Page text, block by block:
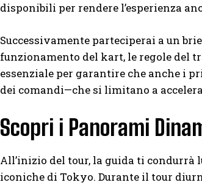
disponibili per rendere l’esperienza
Successivamente parteciperai a un
funzionamento del kart, le regole del
essenziale per garantire che anche i
dei comandi—che si limitano a
Scopri i Panorami
All’inizio del tour, la guida ti condurrà
iconiche di Tokyo. Durante il tour